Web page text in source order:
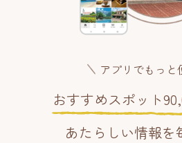
アプリでもっと
おすすめスポット
あたらしい情報を